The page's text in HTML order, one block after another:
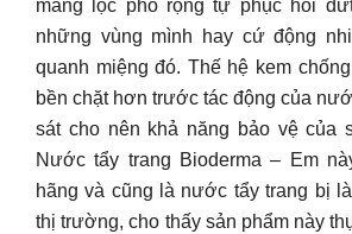
màng lọc phổ rộng tự phục hồi
những vùng mình hay cứ động
quanh miệng đó. Thế hệ kem
bền chặt hơn trước tác động của
sát cho nên khả năng bảo vệ của
Nước tẩy trang Bioderma – Em
hãng và cũng là nước tẩy trang bị
thị trường, cho thấy sản phẩm này